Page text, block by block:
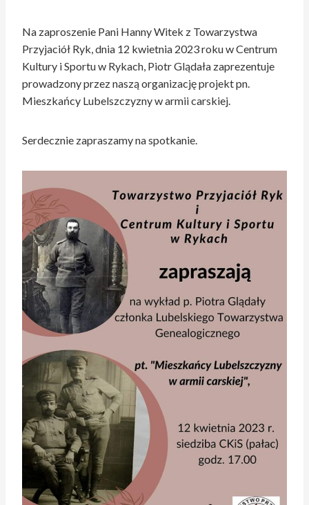
Na zaproszenie Pani Hanny Witek z Towarzystwa
Przyjaciół Ryk, dnia 12 kwietnia 2023 roku w Centrum
Kultury i Sportu w Rykach, Piotr Glądała zaprezentuje
prowadzony przez naszą organizację projekt pn.
Mieszkańcy Lubelszczyzny w armii carskiej.
Serdecznie zapraszamy na spotkanie.